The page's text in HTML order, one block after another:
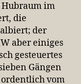
Hubraum im
die
der
aber einiges
gesteuertes
Gängen
ordentlich vom